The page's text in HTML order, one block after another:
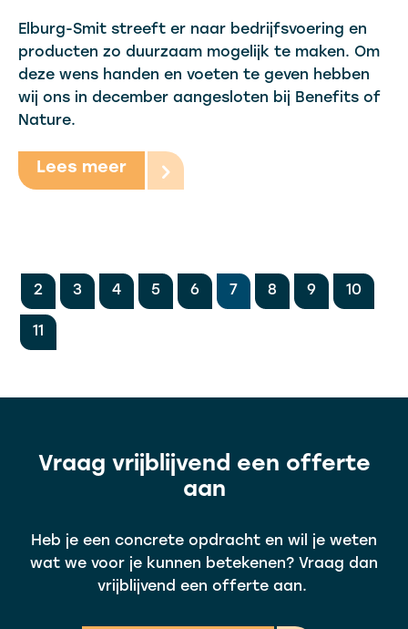
Elburg-Smit streeft er naar bedrijfsvoering en
producten zo duurzaam mogelijk te maken. Om
deze wens handen en voeten te geven hebben
wij ons in december aangesloten bij Benefits of
Nature.
Lees meer
2 3 4 5 6 7 8 9 10
11
Vraag vrijblijvend een offerte
aan
Heb je een concrete opdracht en wil je weten
wat we voor je kunnen betekenen? Vraag dan
vrijblijvend een offerte aan.